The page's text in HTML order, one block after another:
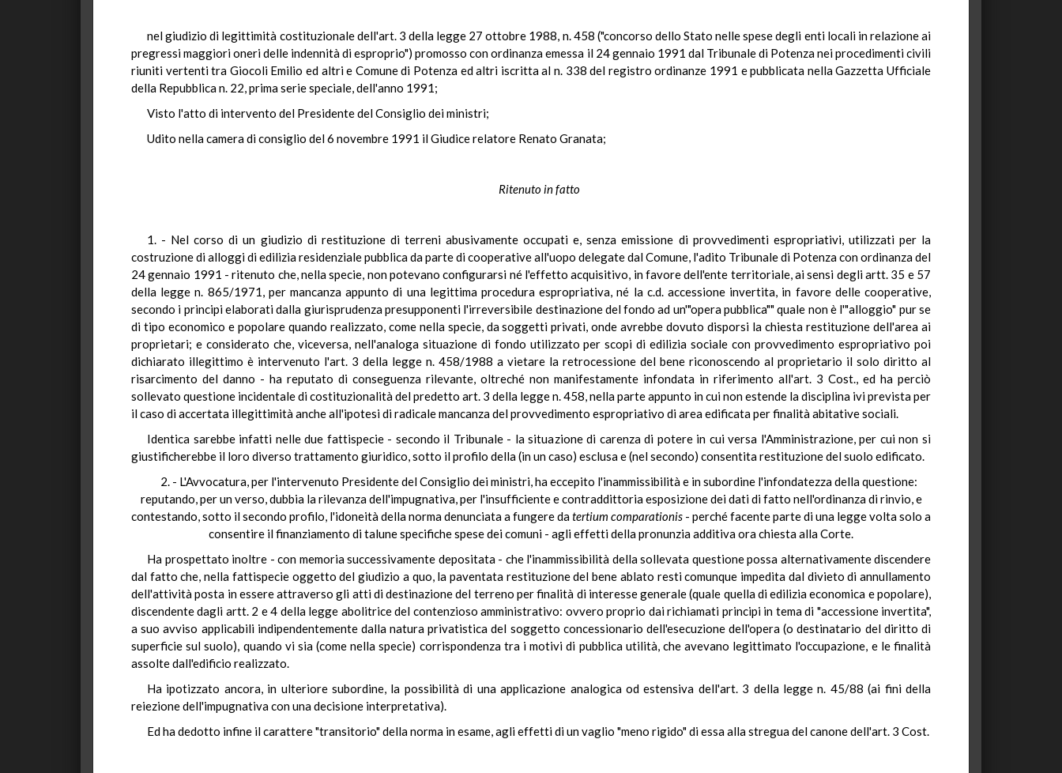
nel giudizio di legittimità costituzionale dell'art. 3 della legge 27 ottobre 1988, n. 458 ("concorso dello Stato nelle spese degli enti locali in relazione ai
pregressi maggiori oneri delle indennità di esproprio") promosso con ordinanza emessa il 24 gennaio 1991 dal Tribunale di Potenza nei procedimenti civili
riuniti vertenti tra Giocoli Emilio ed altri e Comune di Potenza ed altri iscritta al n. 338 del registro ordinanze 1991 e pubblicata nella Gazzetta Ufficiale
della Repubblica n. 22, prima serie speciale, dell'anno 1991;
Visto l'atto di intervento del Presidente del Consiglio dei ministri;
Udito nella camera di consiglio del 6 novembre 1991 il Giudice relatore Renato Granata;
Ritenuto in fatto
1. - Nel corso di un giudizio di restituzione di terreni abusivamente occupati e, senza emissione di provvedimenti espropriativi, utilizzati per la
costruzione di alloggi di edilizia residenziale pubblica da parte di cooperative all'uopo delegate dal Comune, l'adito Tribunale di Potenza con ordinanza del
24 gennaio 1991 - ritenuto che, nella specie, non potevano configurarsi né l'effetto acquisitivo, in favore dell'ente territoriale, ai sensi degli artt. 35 e 57
della legge n. 865/1971, per mancanza appunto di una legittima procedura espropriativa, né la c.d. accessione invertita, in favore delle cooperative,
secondo i principi elaborati dalla giurisprudenza presupponenti l'irreversibile destinazione del fondo ad un'"opera pubblica"" quale non è l'"alloggio" pur se
di tipo economico e popolare quando realizzato, come nella specie, da soggetti privati, onde avrebbe dovuto disporsi la chiesta restituzione dell'area ai
proprietari; e considerato che, viceversa, nell'analoga situazione di fondo utilizzato per scopi di edilizia sociale con provvedimento espropriativo poi
dichiarato illegittimo è intervenuto l'art. 3 della legge n. 458/1988 a vietare la retrocessione del bene riconoscendo al proprietario il solo diritto al
risarcimento del danno - ha reputato di conseguenza rilevante, oltreché non manifestamente infondata in riferimento all'art. 3 Cost., ed ha perciò
sollevato questione incidentale di costituzionalità del predetto art. 3 della legge n. 458, nella parte appunto in cui non estende la disciplina ivi prevista per
il caso di accertata illegittimità anche all'ipotesi di radicale mancanza del provvedimento espropriativo di area edificata per finalità abitative sociali.
Identica sarebbe infatti nelle due fattispecie - secondo il Tribunale - la situazione di carenza di potere in cui versa l'Amministrazione, per cui non si
giustificherebbe il loro diverso trattamento giuridico, sotto il profilo della (in un caso) esclusa e (nel secondo) consentita restituzione del suolo edificato.
2. - L'Avvocatura, per l'intervenuto Presidente del Consiglio dei ministri, ha eccepito l'inammissibilità e in subordine l'infondatezza della questione:
reputando, per un verso, dubbia la rilevanza dell'impugnativa, per l'insufficiente e contraddittoria esposizione dei dati di fatto nell'ordinanza di rinvio, e
contestando, sotto il secondo profilo, l'idoneità della norma denunciata a fungere datertium comparationis - perché facente parte di una legge volta solo a
consentire il finanziamento di talune specifiche spese dei comuni - agli effetti della pronunzia additiva ora chiesta alla Corte.
Ha prospettato inoltre - con memoria successivamente depositata - che l'inammissibilità della sollevata questione possa alternativamente discendere
dal fatto che, nella fattispecie oggetto del giudizio a quo, la paventata restituzione del bene ablato resti comunque impedita dal divieto di annullamento
dell'attività posta in essere attraverso gli atti di destinazione del terreno per finalità di interesse generale (quale quella di edilizia economica e popolare),
discendente dagli artt. 2 e 4 della legge abolitrice del contenzioso amministrativo: ovvero proprio dai richiamati principi in tema di "accessione invertita",
a suo avviso applicabili indipendentemente dalla natura privatistica del soggetto concessionario dell'esecuzione dell'opera (o destinatario del diritto di
superficie sul suolo), quando vi sia (come nella specie) corrispondenza tra i motivi di pubblica utilità, che avevano legittimato l'occupazione, e le finalità
assolte dall'edificio realizzato.
Ha ipotizzato ancora, in ulteriore subordine, la possibilità di una applicazione analogica od estensiva dell'art. 3 della legge n. 45/88 (ai fini della
reiezione dell'impugnativa con una decisione interpretativa).
Ed ha dedotto infine il carattere "transitorio" della norma in esame, agli effetti di un vaglio "meno rigido" di essa alla stregua del canone dell'art. 3 Cost.